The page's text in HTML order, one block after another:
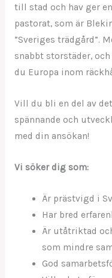
till stad och hav ger
pastorat, som är
”Sveriges trädgård”.
snabbt storstäder,
du Europa inom
Vill du bli en del av
spännande och
med din ansökan!
Vi söker dig som:
Är prästvigd i
Har bred
Är utåtriktad
som mindre
God